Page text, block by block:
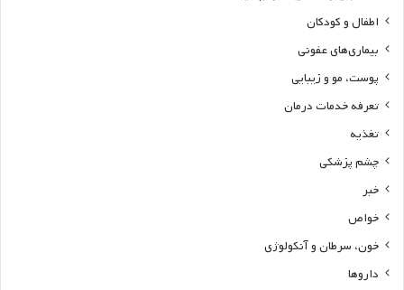
اطفال و کودکان
بیماری‌های عفونی
پوست، مو و زیبایی
تعرفه خدمات درمان
تغذیه
چشم پزشکی
خبر
خواص
خون، سرطان و آنکولوژی
داروها